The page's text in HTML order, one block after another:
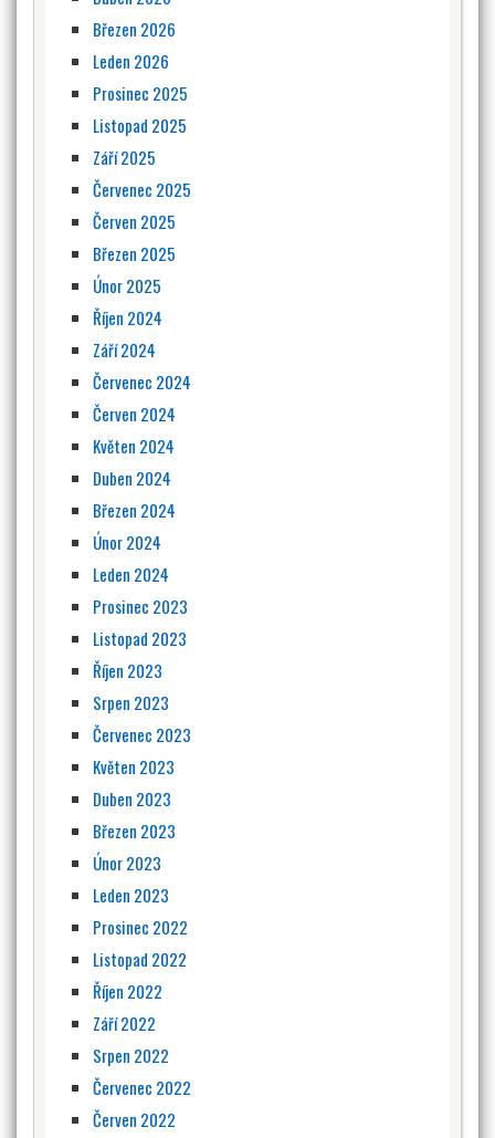
Březen 2026
Leden 2026
Prosinec 2025
Listopad 2025
Září 2025
Červenec 2025
Červen 2025
Březen 2025
Únor 2025
Říjen 2024
Září 2024
Červenec 2024
Červen 2024
Květen 2024
Duben 2024
Březen 2024
Únor 2024
Leden 2024
Prosinec 2023
Listopad 2023
Říjen 2023
Srpen 2023
Červenec 2023
Květen 2023
Duben 2023
Březen 2023
Únor 2023
Leden 2023
Prosinec 2022
Listopad 2022
Říjen 2022
Září 2022
Srpen 2022
Červenec 2022
Červen 2022